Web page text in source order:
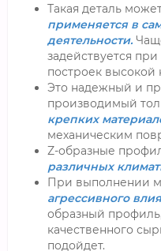
Такая деталь
применяется в
деятельности.
задействуется
построек высокой
Это надежный и
производимый
крепких
механическим
Z-образные
различных
При выполнении
агрессивного
образный
качественного
подойдет.